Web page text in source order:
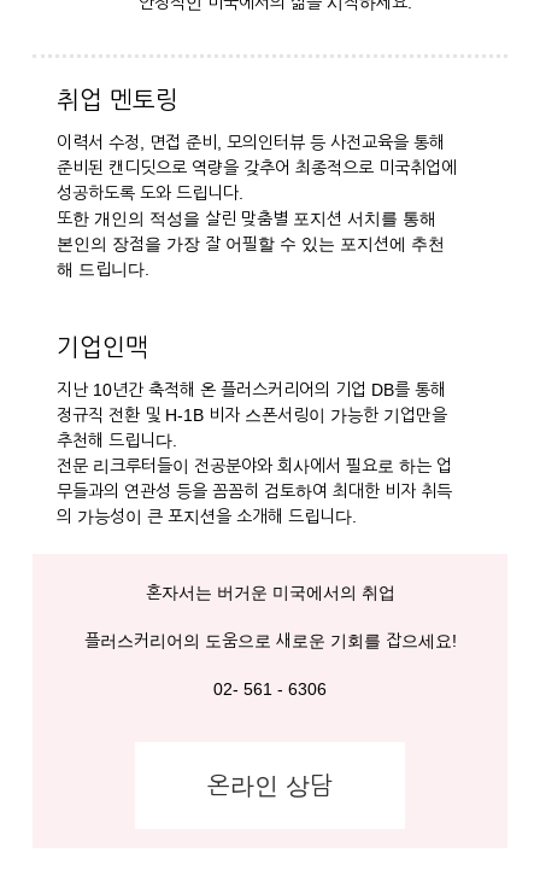
취업 멘토링
이력서 수정, 면접 준비, 모의인터뷰 등 사전교육을 통해
준비된 캔디딧으로 역량을 갖추어 최종적으로 미국취업에
성공하도록 도와 드립니다.
또한 개인의 적성을 살린 맞춤별 포지션 서치를 통해
본인의 장점을 가장 잘 어필할 수 있는 포지션에 추천
해 드립니다.
기업인맥
지난 10년간 축적해 온 플러스커리어의 기업 DB를 통해
정규직 전환 및 H-1B 비자 스폰서링이 가능한 기업만을
추천해 드립니다.
전문 리크루터들이 전공분야와 회사에서 필요로 하는 업
무들과의 연관성 등을 꼼꼼히 검토하여 최대한 비자 취득
의 가능성이 큰 포지션을 소개해 드립니다.
혼자서는 버거운 미국에서의 취업
플러스커리어의 도움으로 새로운 기회를 잡으세요!
02- 561 - 6306
온라인 상담